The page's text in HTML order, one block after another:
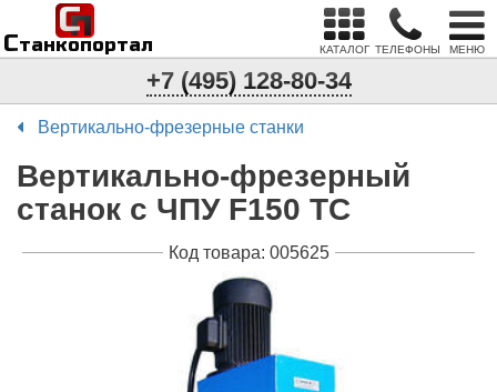
Станкопортал
п
С
КАТАЛОГ ТЕЛЕФОНЫ МЕНЮ
+7 (495) 128-80-34
Вертикально-фрезерные станки
Вертикально-фрезерный
станок с ЧПУ F150 TC
Код товара: 005625